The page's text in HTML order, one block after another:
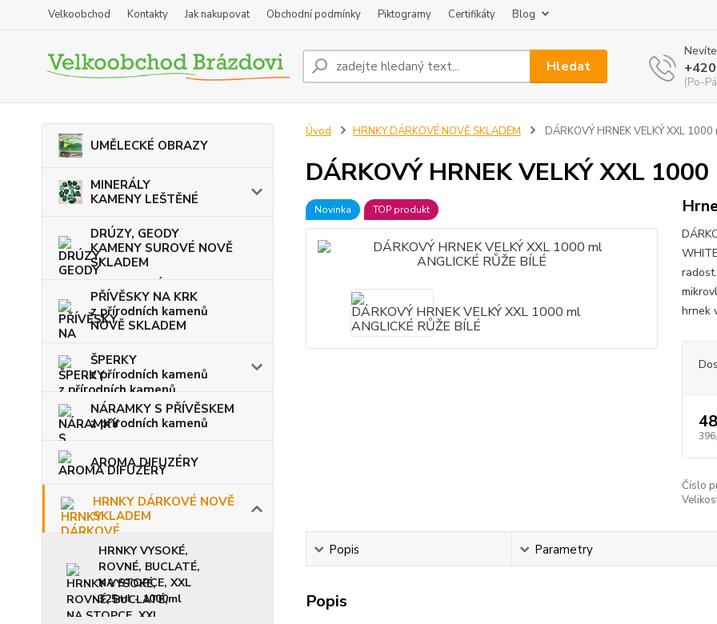
Velkoobchod Kontakty Jak nakupovat Obchodní podmínky Piktogramy Certifikáty Blog
Hledat
(Po-
UMĚLECKÉ OBRAZY
MINERÁLY
KAMENY LEŠTĚNÉ
DRÚZY, GEODY
KAMENY SUROVÉ NOVĚ
SKLADEM
PŘÍVĚSKY NA KRK
z přírodních kamenů
NOVĚ SKLADEM
ŠPERKY
z přírodních kamenů
NÁRAMKY S PŘÍVĚSKEM
z přírodních kamenů
AROMA DIFUZÉRY
HRNKY DÁRKOVÉ NOVĚ
SKLADEM
HRNKY VYSOKÉ,
ROVNÉ, BUCLATÉ,
NA STOPCE, XXL
325ml - 1000ml
Úvod HRNKY DÁRKOVÉ NOVĚ SKLADEM DÁRKOVÝ HRNEK VELKÝ XXL 1000
DÁRKOVÝ HRNEK VELKÝ XXL
Novinka TOP produkt
hrnek
Číslo
Popis Parametry
Popis